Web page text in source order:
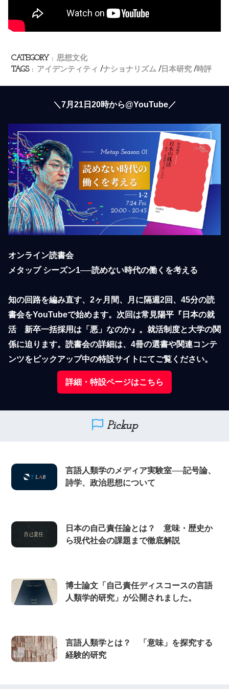
CATEGORY : 思想文化
TAGS : アイデンティティ ナショナリズム 日本研究 時評
＼7月21日20時から@YouTube／
オンライン読書会
メタップ シーズン1──読めない時代の働くを考える
知の回路を編み直す、2ヶ月間、月に隔週2回、45分の読
書会をYouTubeで始めます。次回は常見陽平『日本の就
活　新卒一括採用は「悪」なのか』。就活制度と大学の関
係に迫ります。読書会の詳細は、4冊の選書や関連コンテ
ンツをピックアップ中の特設サイトにてご覧ください。
詳細・特設ページはこちら
Pickup
言語人類学のメディア実験室──記号論、
詩学、政治思想について
日本の自己責任論とは？ 意味・歴史か
ら現代社会の課題まで徹底解説
博士論文「自己責任ディスコースの言語
人類学的研究」が公開されました。
言語人類学とは？ 「意味」を探究する
経験的研究